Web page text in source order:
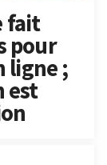
fait
pour
ligne ;
est